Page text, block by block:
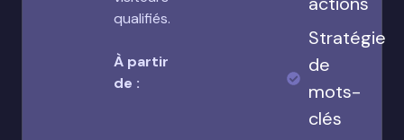
qualifiés.
À partir
de :
Stratégie
de
mots-
clés